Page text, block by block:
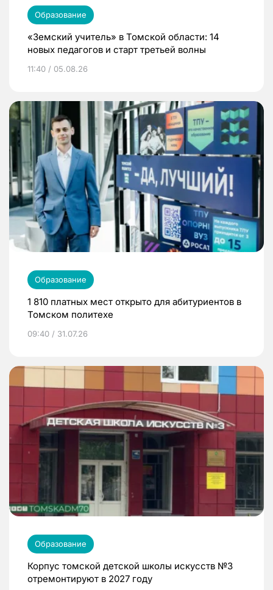
Образование
«Земский учитель» в Томской области: 14
новых педагогов и старт третьей волны
11:40 / 05.08.26
Образование
1 810 платных мест открыто для абитуриентов в
Томском политехе
09:40 / 31.07.26
Образование
Корпус томской детской школы искусств №3
отремонтируют в 2027 году